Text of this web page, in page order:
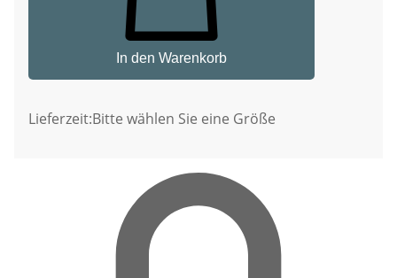
In den Warenkorb
Lieferzeit:Bitte wählen Sie eine Größe